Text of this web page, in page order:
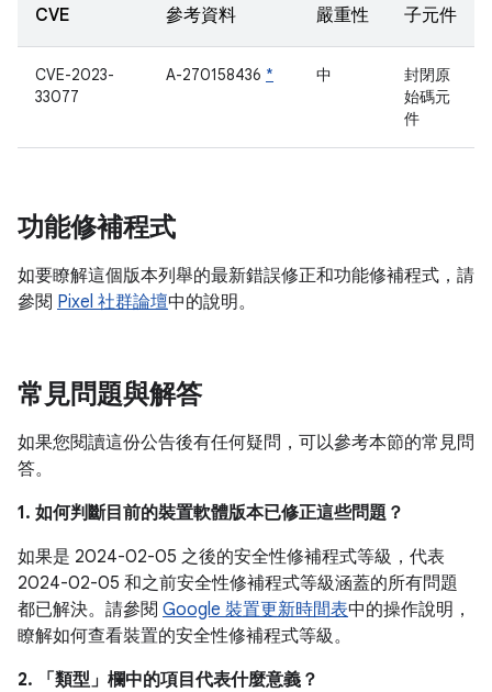
CVE 參考資料 嚴重性 子元件
CVE-2023-
33077
A-270158436 * 中
封閉原
始碼元
件
功能修補程式
如要瞭解這個版本列舉的最新錯誤修正和功能修補程式，請
參閱 Pixel 社群論壇中的說明。
常見問題與解答
如果您閱讀這份公告後有任何疑問，可以參考本節的常見問
答。
1. 如何判斷目前的裝置軟體版本已修正這些問題？
如果是 2024-02-05 之後的安全性修補程式等級，代表
2024-02-05 和之前安全性修補程式等級涵蓋的所有問題
都已解決。請參閱 Google 裝置更新時間表中的操作說明，
瞭解如何查看裝置的安全性修補程式等級。
2. 「類型」 欄中的項目代表什麼意義？